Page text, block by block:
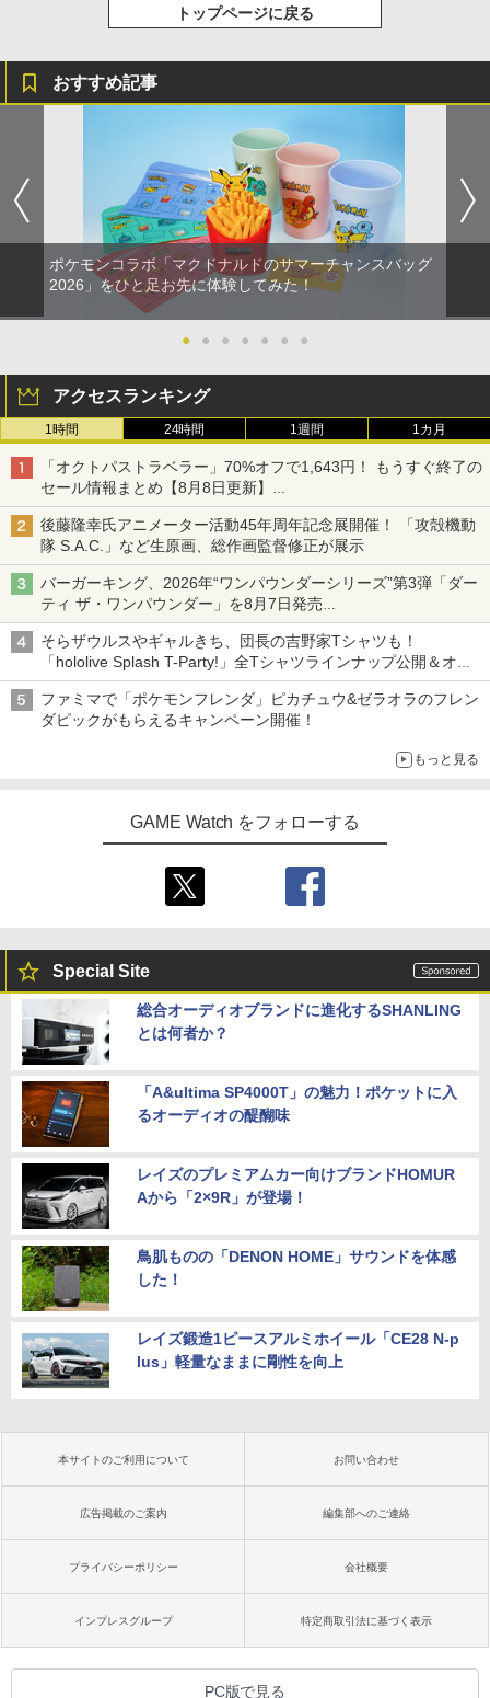
トップページに戻る
おすすめ記事
ポケモンコラボ「マクドナルドのサマーチャンスバッグ
2026」をひと足お先に体験してみた！
● ● ● ● ● ● ●
アクセスランキング
1時間 24時間 1週間 1カ月
「オクトパストラベラー」70%オフで1,643円！ もうすぐ終了の
セール情報まとめ【8月8日更新】
ニンテンドーeショップでは「大神 絶景版」が67%オフで990円
後藤隆幸氏アニメーター活動45年周年記念展開催！ 「攻殻機動
隊 S.A.C.」など生原画、総作画監督修正が展示
バーガーキング、2026年“ワンパウンダーシリーズ”第3弾「ダー
ティ ザ・ワンパウンダー」を8月7日発売
「特製ガーリックマヨソース」を使用した超大型チーズバーガー
そらザウルスやギャルきち、団長の吉野家Tシャツも！
「hololive Splash T-Party!」全Tシャツラインナップ公開＆オン
ライン販売開始
ファミマで「ポケモンフレンダ」ピカチュウ&ゼラオラのフレン
ダピックがもらえるキャンペーン開催！
もっと見る
GAME Watch をフォローする
Special Site
総合オーディオブランドに進化するSHANLING
とは何者か？
「A&ultima SP4000T」の魅力！ポケットに入
るオーディオの醍醐味
レイズのプレミアムカー向けブランドHOMUR
Aから「2×9R」が登場！
鳥肌ものの「DENON HOME」サウンドを体感
した！
レイズ鍛造1ピースアルミホイール「CE28 N-p
lus」軽量なままに剛性を向上
本サイトのご利用について お問い合わせ
広告掲載のご案内 編集部へのご連絡
プライバシーポリシー 会社概要
インプレスグループ 特定商取引法に基づく表示
PC版で見る